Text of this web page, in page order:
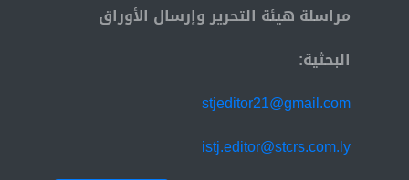
مراسلة هيئة التحرير وإرسال الأوراق
البحثية:
stjeditor21@gmail.com
istj.editor@stcrs.com.ly